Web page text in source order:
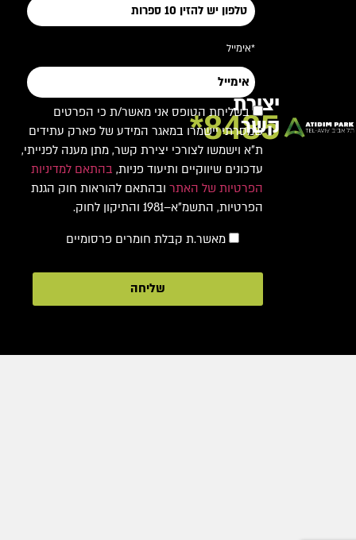
8485*
יצירת
קשר
*אימייל
בשליחת הטופס אני מאשר/ת כי הפרטים
שמסרתי יישמרו במאגר המידע של פארק עתידים
ת"א וישמשו לצורכי יצירת קשר, מתן מענה לפנייתי,
עדכונים שיווקיים ותיעוד פניות, בהתאם למדיניות
הפרטיות של האתרובהתאם להוראות חוק הגנת
הפרטיות, התשמ"א–1981 והתיקון לחוק.
מאשר.ת קבלת חומרים פרסומיים
שליחה